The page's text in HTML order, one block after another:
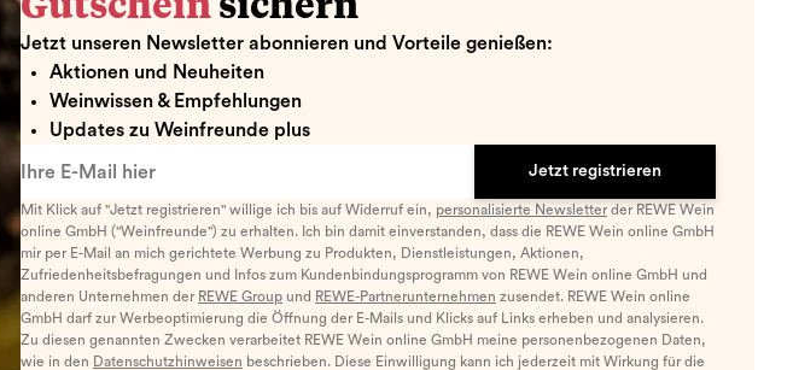
Gutschein sichern
Jetzt unseren Newsletter abonnieren und Vorteile genießen:
Aktionen und Neuheiten
Weinwissen & Empfehlungen
Updates zu Weinfreunde plus
Jetzt registrieren
Mit Klick auf "Jetzt registrieren" willige ich bis auf Widerruf ein, personalisierte Newsletterder REWE Wein
online GmbH ("Weinfreunde") zu erhalten. Ich bin damit einverstanden, dass die REWE Wein online GmbH
mir per E-Mail an mich gerichtete Werbung zu Produkten, Dienstleistungen, Aktionen,
Zufriedenheitsbefragungen und Infos zum Kundenbindungsprogramm von REWE Wein online GmbH und
anderen Unternehmen der REWE Group und REWE-Partnerunternehmen zusendet. REWE Wein online
GmbH darf zur Werbeoptimierung die Öffnung der E-Mails und Klicks auf Links erheben und analysieren.
Zu diesen genannten Zwecken verarbeitet REWE Wein online GmbH meine personenbezogenen Daten,
wie in den Datenschutzhinweisen beschrieben. Diese Einwilligung kann ich jederzeit mit Wirkung für die